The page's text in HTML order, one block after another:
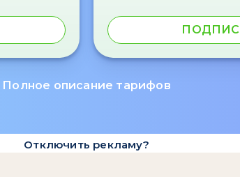
Полное описание тарифов
Отключить рекламу?